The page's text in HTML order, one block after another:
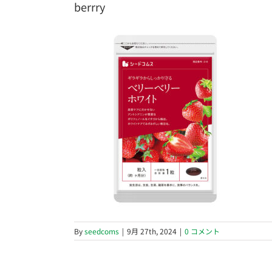
berrry
Byseedcoms | 9月 27th, 2024 | 0 コメント